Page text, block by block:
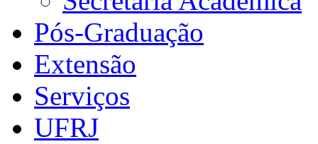
Pós-Graduação
Extensão
Serviços
UFRJ